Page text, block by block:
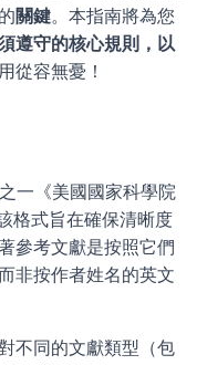
關鍵。本指南將為您
遵守的核心規則，以
從容無憂！
一《美國國家科學院
格式旨在確保清晰度
參考文獻是按照它們
非按作者姓名的英文
不同的文獻類型（包